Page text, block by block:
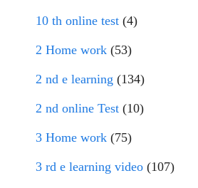
10 th online test (4)
2 Home work (53)
2 nd e learning (134)
2 nd online Test (10)
3 Home work (75)
3 rd e learning video (107)